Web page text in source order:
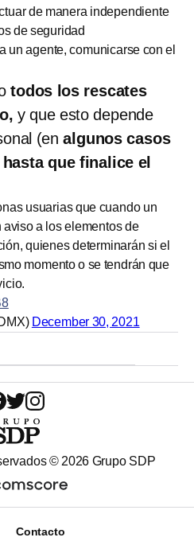
de manera independiente
de seguridad
un agente, comunicarse con el
todos los rescates
y que esto depende
(en algunos casos
hasta que finalice el
usuarias que cuando un
a los elementos de
quienes determinarán si el
momento o se tendrán que
December 30, 2021
© 2026 Grupo SDP
Contacto